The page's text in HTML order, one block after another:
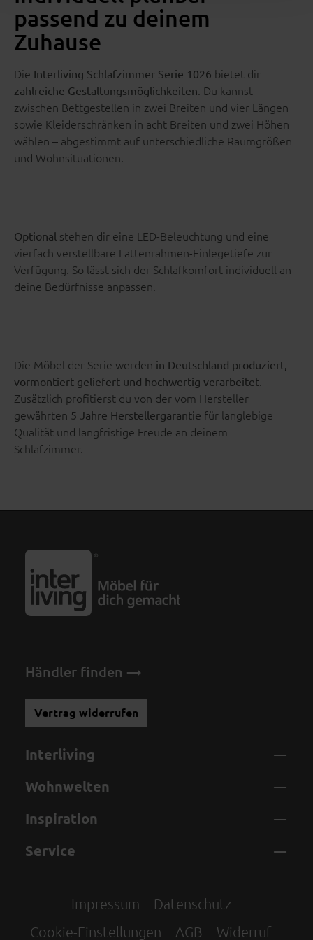
passend zu deinem
Zuhause
Die Interliving Schlafzimmer Serie 1026 bietet dir
zahlreiche Gestaltungsmöglichkeiten. Du kannst
zwischen Bettgestellen in zwei Breiten und vier Längen
sowie Kleiderschränken in acht Breiten und zwei Höhen
wählen – abgestimmt auf unterschiedliche Raumgrößen
und Wohnsituationen.
Optional stehen dir eine LED-Beleuchtung und eine
vierfach verstellbare Lattenrahmen-Einlegetiefe zur
Verfügung. So lässt sich der Schlafkomfort individuell an
deine Bedürfnisse anpassen.
Die Möbel der Serie werden in Deutschland produziert,
vormontiert geliefert und hochwertig verarbeitet.
Zusätzlich profitierst du von der vom Hersteller
gewährten 5 Jahre Herstellergarantie für langlebige
Qualität und langfristige Freude an deinem
Schlafzimmer.
Händler finden
Vertrag widerrufen
Interliving
Wohnwelten
Inspiration
Service
Impressum
Datenschutz
Cookie-Einstellungen
AGB Widerruf